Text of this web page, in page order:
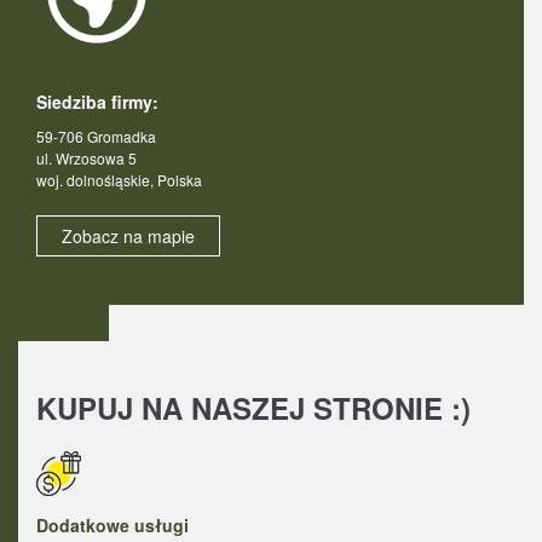
Siedziba firmy:
59-706 Gromadka
ul. Wrzosowa 5
woj. dolnośląskie, Polska
Zobacz na mapie
KUPUJ NA NASZEJ STRONIE :)
Dodatkowe usługi